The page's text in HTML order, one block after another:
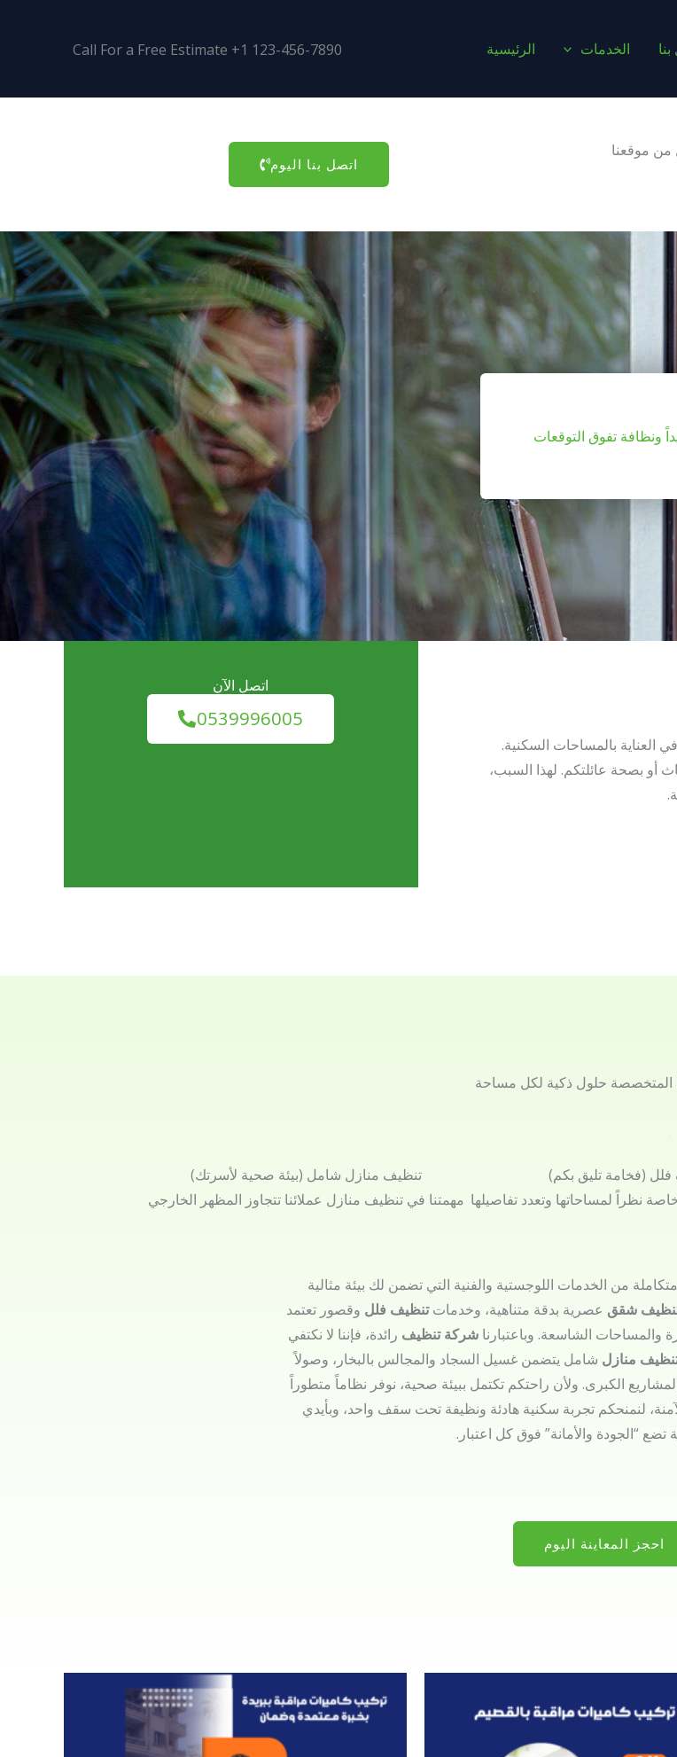
الخدمات الرئيسية Call For a Free Estimate +1 123-456-7890
اتصل بنا اليوم
ونظافة تفوق التوقعات
خبراء لأاكثر من 15 عاماً بالقصيم في العناية بالمساحات السكنية.
أو بصحة عائلتكم. لهذا السبب،
اتصل الآن
0539996005
المتخصصة حلول ذكية لكل مساحة
(فخامة تليق بكم)
نظراً لمساحاتها وتعدد تفاصيلها
تنظيف منازل شامل (بيئة صحية لأسرتك)
مهمتنا في تنظيف منازل عملائنا تتجاوز المظهر الخارجي
من الخدمات اللوجستية والفنية التي تضمن لك بيئة مثالية
شقق عصرية بدقة متناهية، وخدماتتنظيف فلل وقصور تعتمد
والمساحات الشاسعة. وباعتبارناشركة تنظيف رائدة، فإننا لا نكتفي
منازل شامل يتضمن غسيل السجاد والمجالس بالبخار، وصولاً
الكبرى. ولأن راحتكم تكتمل ببيئة صحية، نوفر نظاماً متطوراً
لنمنحكم تجربة سكنية هادئة ونظيفة تحت سقف واحد، وبأيدي
تضع “الجودة والأمانة” فوق كل اعتبار.
احجز المعاينة اليوم